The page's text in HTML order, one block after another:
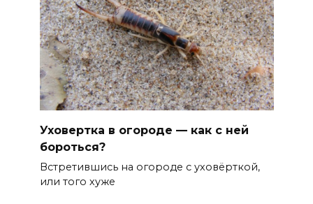
Уховертка в огороде — как с ней
бороться?
Встретившись на огороде с уховёрткой,
или того хуже